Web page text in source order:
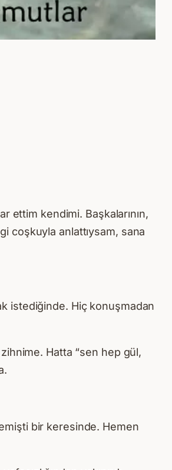
ettim kendimi. Başkalarının,
coşkuyla anlattıysam, sana
istediğinde. Hiç konuşmadan
Hatta “sen hep gül,
bir keresinde. Hemen